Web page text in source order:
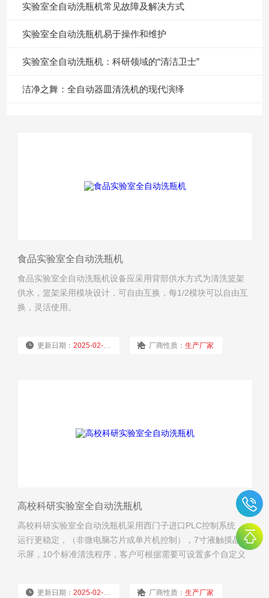
实验室全自动洗瓶机常见故障及解决方式
实验室全自动洗瓶机易于操作和维护
实验室全自动洗瓶机：科研领域的“清洁卫士”
洁净之舞：全自动器皿清洗机的现代演绎
食品实验室全自动洗瓶机
食品实验室全自动洗瓶机设备应采用背部供水方式为清洗篮架
供水，篮架采用模块设计，可自由互换，每1/2模块可以自由互
换，灵活使用。
更新日期：2025-02-11 厂商性质：生产厂家
高校科研实验室全自动洗瓶机
高校科研实验室全自动洗瓶机采用西门子进口PLC控制系统，
运行更稳定，（非微电脑芯片或单片机控制），7寸液触摸晶显
示屏，10个标准清洗程序，客户可根据需要可设置多个自定义
更新日期：2025-02-11 厂商性质：生产厂家